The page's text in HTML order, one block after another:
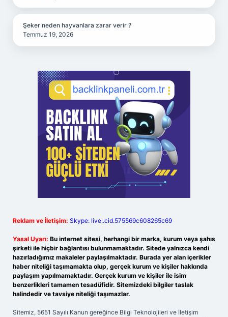
Şeker neden hayvanlara zarar verir ?
Temmuz 19, 2026
Reklam ve İletişim: Skype: live:.cid.575569c608265c69
Yasal Uyarı: Bu internet sitesi, herhangi bir marka, kurum veya şahıs
şirketi ile hiçbir bağlantısı bulunmamaktadır. Sitede yalnızca kendi
hazırladığımız makaleler paylaşılmaktadır. Burada yer alan içerikler
haber niteliği taşımamakta olup, gerçek kurum ve kişiler hakkında
paylaşım yapılmamaktadır. Gerçek kurum ve kişiler ile isim
benzerlikleri tamamen tesadüfidir. Sitemizdeki bilgiler taslak
halindedir ve tavsiye niteliği taşımazlar.
Sitemiz, 5651 Sayılı Kanun gereğince Bilgi Teknolojileri ve İletişim